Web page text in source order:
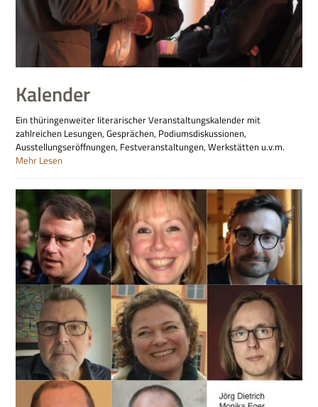
Kalender
Ein thüringenweiter literarischer Veranstaltungskalender mit
zahlreichen Lesungen, Gesprächen, Podiumsdiskussionen,
Ausstellungseröffnungen, Festveranstaltungen, Werkstätten u.v.m.
Mehr Lesen